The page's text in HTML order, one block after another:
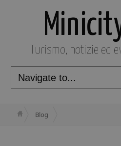
Turismo, notizie ed
Blog